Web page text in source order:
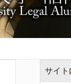
サイト